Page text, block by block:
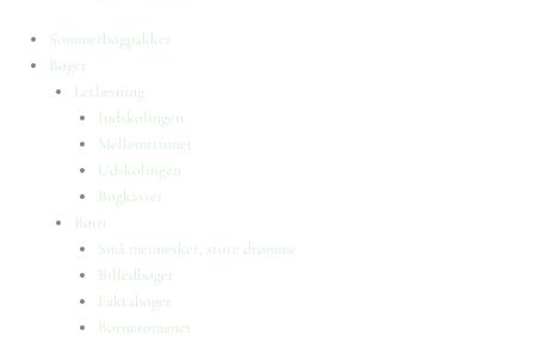
Sommerbogpakker
Bøger
Letlæsning
Indskolingen
Mellemtrinnet
Udskolingen
Bogkasser
Børn
Små mennesker, store drømme
Billedbøger
Faktabøger
Børneromaner